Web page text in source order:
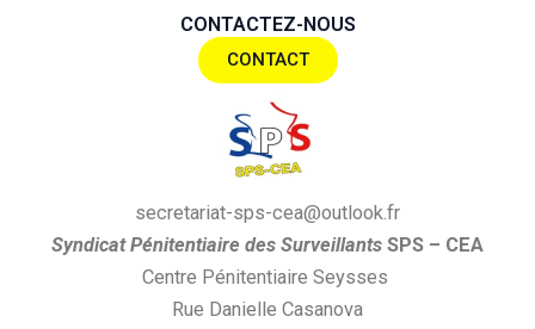
e
b
o
o
k
t
a
a
m
CONTACTEZ-NOUS
CONTACT
secretariat-sps-cea@outlook.fr
SyndicatPénitentiaire des Surveillants SPS – CEA
Centre Pénitentiaire Seysses
Rue Danielle Casanova